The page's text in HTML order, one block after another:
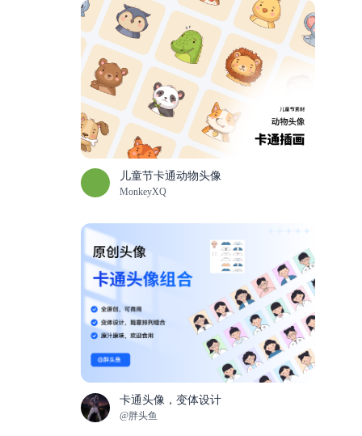
儿童节卡通动物头像
MonkeyXQ
卡通头像，变体设计
@胖头鱼